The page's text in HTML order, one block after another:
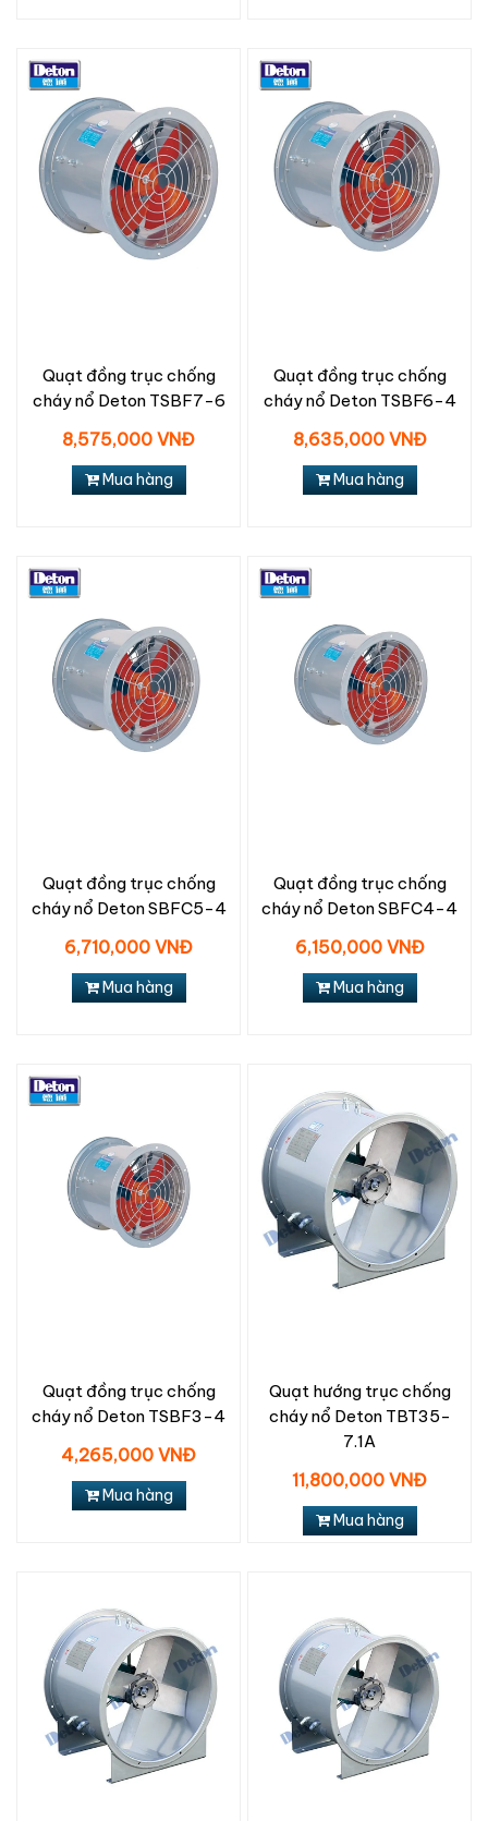
Quạt đồng trục chống
cháy nổ Deton TSBF7-6
8,575,000 VNĐ
Mua hàng
Quạt đồng trục chống
cháy nổ Deton TSBF6-4
8,635,000 VNĐ
Mua hàng
Quạt đồng trục chống
cháy nổ Deton SBFC5-4
6,710,000 VNĐ
Mua hàng
Quạt đồng trục chống
cháy nổ Deton SBFC4-4
6,150,000 VNĐ
Mua hàng
Quạt đồng trục chống
cháy nổ Deton TSBF3-4
4,265,000 VNĐ
Mua hàng
Quạt hướng trục chống
cháy nổ Deton TBT35-
7.1A
11,800,000 VNĐ
Mua hàng